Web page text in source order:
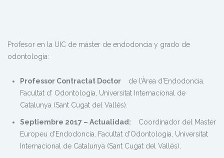
Profesor en la UIC de máster de endodoncia y grado de
odontología:
Professor Contractat Doctor
de l’Àrea d’Endodoncia.
Facultat d’ Odontologia, Universitat Internacional de
Catalunya (Sant Cugat del Vallès).
Septiembre 2017 – Actualidad:
Coordinador del Master
Europeu d’Endodoncia. Facultat d’Odontologia, Universitat
Internacional de Catalunya (Sant Cugat del Vallès).